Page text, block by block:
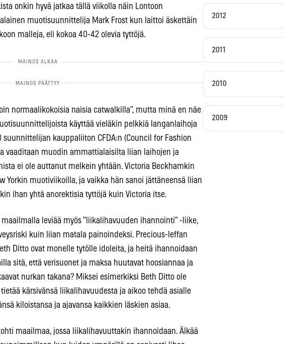
onkin hyvä jatkaa tällä viikolla näin Lontoon
muotisuunnittelija Mark Frost kun laittoi äskettäin
malleja, eli kokoa 40-42 olevia tyttöjä.
normaalikokoisia naisia catwalkilla”, mutta minä en näe
käyttää vieläkin pelkkiä langanlaihoja
kauppaliiton CFDA:n (Council for Fashion
vaaditaan muodin ammattialaisilta liian laihojen ja
ei ole auttanut melkein yhtään. Victoria Beckhamkin
Yorkin muotiviikoilla, ja vaikka hän sanoi jättäneensä liian
ihan yhtä anorektisia tyttöjä kuin Victoria itse.
leviää myös ”liikalihavuuden ihannointi” -liike,
kuin liian matala painoindeksi. Precious-leffan
Ditto ovat monelle tytölle idoleita, ja heitä ihannoidaan
sitä, että verisuonet ja maksa huutavat hoosiannaa ja
nurkan takana? Miksei esimerkiksi Beth Ditto ole
kärsivänsä liikalihavuudesta ja aikoo tehdä asialle
kiloistansa ja ajavansa kaikkien läskien asiaa.
maailmaa, jossa liikalihavuuttakin ihannoidaan. Älkää
2012
2011
2010
2009